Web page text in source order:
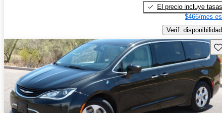
El precio incluye tasas
$466/mes
Verif. disponibilidad